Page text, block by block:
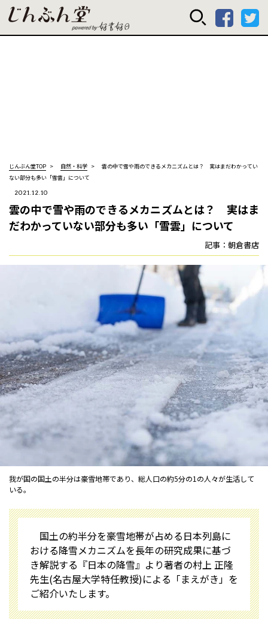
じんぶん堂
じんぶん堂TOP 自然・科学
雲の中で雪や雨のできるメカニズムとは？ 実はまだわかってい
ない部分も多い「雪雲」について
2021.12.10
雲の中で雪や雨のできるメカニズムとは？ 実はま
だわかっていない部分も多い「雪雲」について
記事：朝倉書店
我が国の国土の半分は豪雪地帯であり、総人口の約5分の1の人々が生活して
いる。
国土の約半分を豪雪地帯が占める日本列島に
おける降雪メカニズムを長年の研究成果に基づ
き解説する『日本の降雪』より著者の村上 正隆
先生(名古屋大学特任教授)による「まえがき」を
ご紹介いたします。